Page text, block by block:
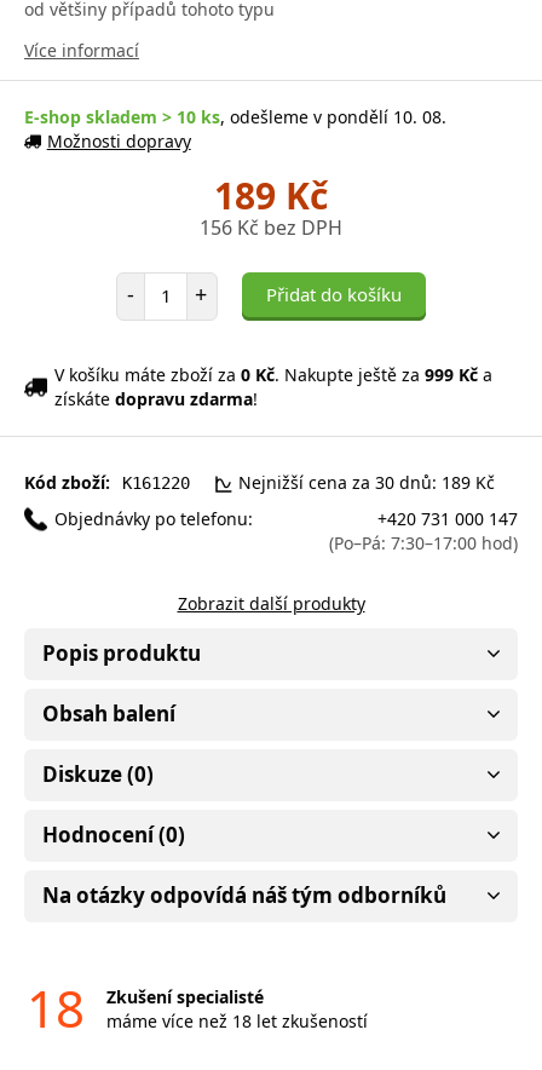
od většiny případů tohoto typu
Více informací
E-shop skladem > 10 ks, odešleme v pondělí 10. 08.
Možnosti dopravy
189 Kč
156 Kč bez DPH
- Počet položek
+ Přidat do košíku
V košíku máte zboží za 0 Kč. Nakupte ještě za 999 Kč a
získáte dopravu zdarma!
Kód zboží: K161220
Nejnižší cena za 30 dnů: 189 Kč
Objednávky po telefonu:
+420 731 000 147
(Po–Pá: 7:30–17:00 hod)
Zobrazit další produkty
Popis produktu
Obsah balení
Diskuze (0)
Hodnocení (0)
Na otázky odpovídá náš tým odborníků
18
Zkušení specialisté
máme více než 18 let zkušeností